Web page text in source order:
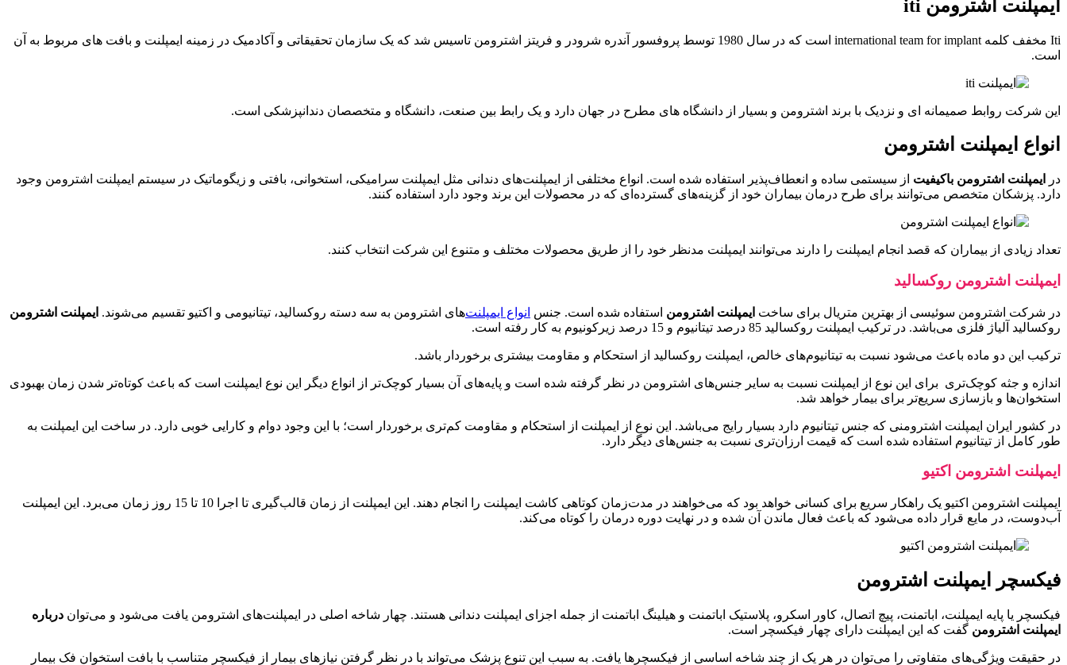
ایمپلنت اشترومن iti
Iti مخفف کلمه international team for implant است که در سال 1980 توسط پروفسور آندره شرودر و فریتز اشترومن تاسیس شد که یک سازمان تحقیقاتی و آکادمیک در زمینه ایمپلنت و بافت های مربوط به آن
است.
این شرکت روابط صمیمانه ای و نزدیک با برند اشترومن و بسیار از دانشگاه های مطرح در جهان دارد و یک رابط بین صنعت، دانشگاه و متخصصان دندانپزشکی است.
انواع ایمپلنت اشترومن
در ایمپلنت اشترومن با‌کیفیت از سیستمی ساده و انعطاف‌پذیر استفاده شده است. انواع مختلفی از ایمپلنت‌های دندانی مثل ایمپلنت سرامیکی، استخوانی، بافتی و زیگوماتیک در سیستم ایمپلنت اشترومن وجود
دارد. پزشکان متخصص می‌توانند برای طرح درمان بیماران خود از گزینه‌های گسترده‌ای که در محصولات این برند وجود دارد استفاده کنند.
تعداد زیادی از بیماران که قصد انجام ایمپلنت را دارند می‌توانند ایمپلنت مد‌نظر خود را از طریق محصولات مختلف و متنوع این شرکت انتخاب کنند.
ایمپلنت اشترومن روکسالید
در شرکت اشترومن سوئیسی از بهترین متریال برای ساخت ایمپلنت اشترومن استفاده شده است. جنس انواع ایمپلنت‌های اشترومن به سه دسته روکسالید، تیتانیومی و اکتیو تقسیم می‌شوند. ایمپلنت اشترومن
روکسالید آلیاژ فلزی می‌باشد. در ترکیب ایمپلنت روکسالید 85 درصد تیتانیوم و 15 درصد زیر‌کونیوم به کار رفته است.
ترکیب این دو ماده باعث می‌شود نسبت به تیتانیوم‌های خالص، ایمپلنت روکسالید از استحکام و مقاومت بیشتری برخوردار باشد.
اندازه و جثه کوچک‌تری برای این نوع از ایمپلنت نسبت به سایر جنس‌های اشترومن در نظر گرفته شده است و پایه‌های آن بسیار کوچک‌تر از انواع دیگر این نوع ایمپلنت است که باعث کوتاه‌تر شدن زمان بهبودی
استخوان‌ها و بازسازی سریع‌تر برای بیمار خواهد شد.
در کشور ایران ایمپلنت‌ اشترومنی که جنس تیتانیوم دارد بسیار رایج می‌باشد. این نوع از ایمپلنت از استحکام و مقاومت کم‌تری برخوردار است؛ با این وجود دوام و کارایی خوبی دارد. در ساخت این ایمپلنت به
طور کامل از تیتانیوم استفاده شده است که قیمت ارزان‌تری نسبت به جنس‌های دیگر دارد.
ایمپلنت اشترومن اکتیو
ایمپلنت اشترومن اکتیو یک راهکار سریع برای کسانی خواهد بود که می‌خواهند در مدت‌زمان کوتاهی کاشت ایمپلنت را انجام دهند. این ایمپلنت از زمان قالب‌گیری تا اجرا 10 تا 15 روز زمان می‌برد. این ایمپلنت
آب‌دوست، در مایع قرار داده می‌شود که باعث فعال ماندن آن شده و در نهایت دوره درمان را کوتاه می‌کند.
فیکسچر ایمپلنت اشترومن
فیکسچر یا پایه ایمپلنت، اباتمنت، پیچ اتصال، کاور اسکرو، پلاستیک اباتمنت و هیلینگ اباتمنت از جمله اجزای ایمپلنت دندانی هستند. چهار‌ شاخه اصلی در ایمپلنت‌های اشترومن یافت می‌شود و می‌توان درباره
ایمپلنت اشترومن گفت که این ایمپلنت دارای چهار فیکسچر است.
در حقیقت ویژگی‌های متفاوتی را می‌توان در هر یک از چند شاخه اساسی از فیکسچرها یافت. به سبب این تنوع پزشک می‌تواند با در نظر گرفتن نیازهای بیمار از فیکسچر متناسب با بافت استخوان فک بیمار